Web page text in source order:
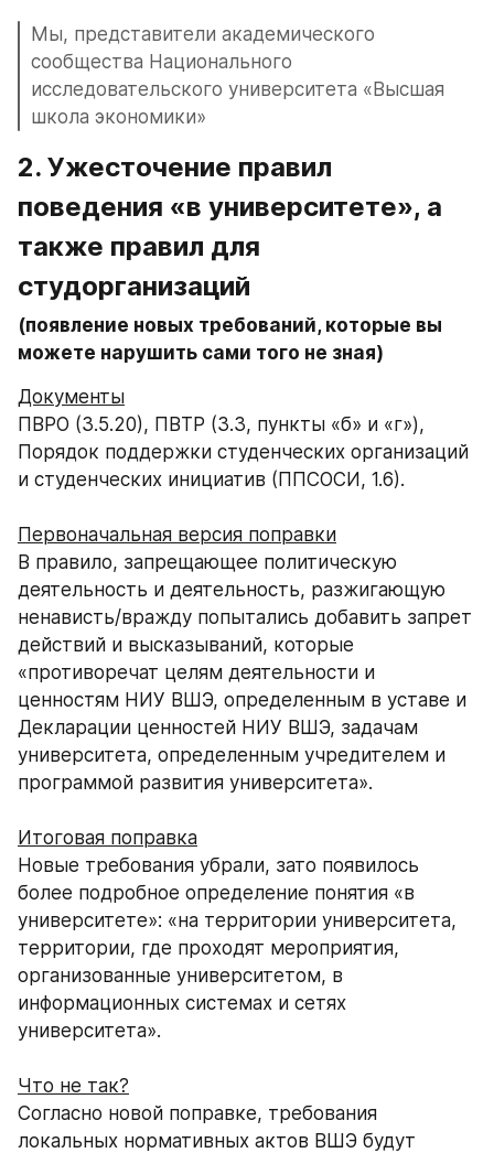
Мы, представители академического
сообщества Национального
исследовательского университета «Высшая
школа экономики»
2. Ужесточение правил
поведения «в университете», а
также правил для
студорганизаций
(появление новых требований, которые вы
можете нарушить сами того не зная)
Документы
ПВРО (3.5.20), ПВТР (3.3, пункты «б» и «г»),
Порядок поддержки студенческих организаций
и студенческих инициатив (ППСОСИ, 1.6).
Первоначальная версия поправки
В правило, запрещающее политическую
деятельность и деятельность, разжигающую
ненависть/вражду попытались добавить запрет
действий и высказываний, которые
«противоречат целям деятельности и
ценностям НИУ ВШЭ, определенным в уставе и
Декларации ценностей НИУ ВШЭ, задачам
университета, определенным учредителем и
программой развития университета».
Итоговая поправка
Новые требования убрали, зато появилось
более подробное определение понятия «в
университете»: «на территории университета,
территории, где проходят мероприятия,
организованные университетом, в
информационных системах и сетях
университета».
Что не так?
Согласно новой поправке, требования
локальных нормативных актов ВШЭ будут